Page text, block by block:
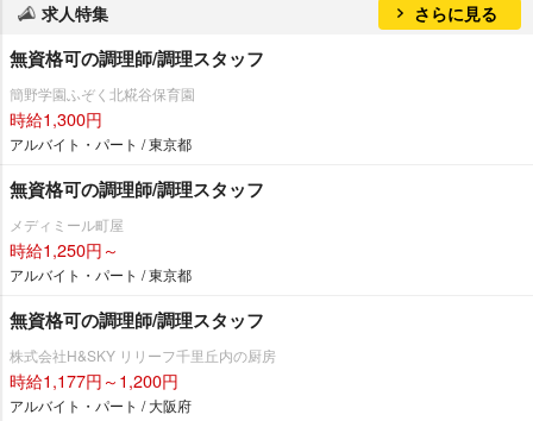
求人特集 さらに見る
無資格可の調理師/調理スタッフ
簡野学園ふぞく北糀谷保育園
時給1,300円
アルバイト・パート / 東京都
無資格可の調理師/調理スタッフ
メディミール町屋
時給1,250円～
アルバイト・パート / 東京都
無資格可の調理師/調理スタッフ
株式会社H&SKY リリーフ千里丘内の厨房
時給1,177円～1,200円
アルバイト・パート / 大阪府